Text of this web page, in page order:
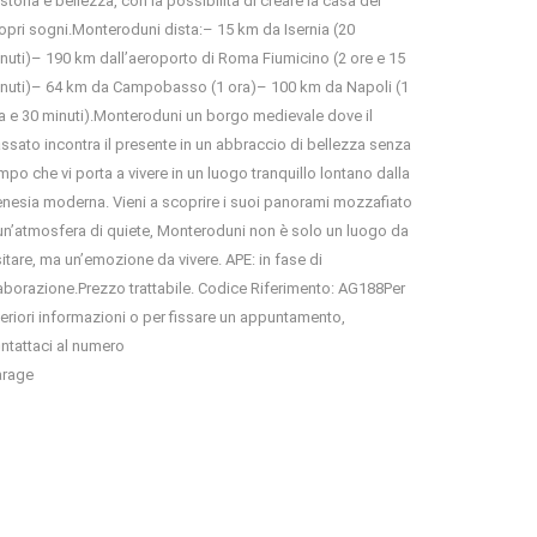
sogni.Monteroduni dista:– 15 km da Isernia (20
190 km dall’aeroporto di Roma Fiumicino (2 ore e 15
64 km da Campobasso (1 ora)– 100 km da Napoli (1
e 30 minuti).Monteroduni un borgo medievale dove il
incontra il presente in un abbraccio di bellezza senza
che vi porta a vivere in un luogo tranquillo lontano dalla
moderna. Vieni a scoprire i suoi panorami mozzafiato
di quiete, Monteroduni non è solo un luogo da
ma un’emozione da vivere. APE: in fase di
trattabile. Codice Riferimento: AG188Per
informazioni o per fissare un appuntamento,
al numero